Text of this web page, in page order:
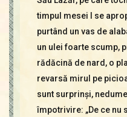
timpul mesei I se
purtând un vas de
un ulei foarte scump,
rădăcină de nard, o
revarsă mirul pe
sunt surprinşi,
împotrivire: „De ce nu